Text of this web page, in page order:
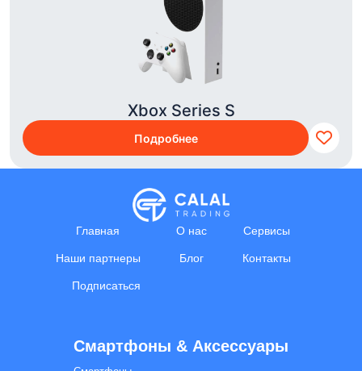
Xbox Series S
Подробнее
Главная О нас Сервисы
Наши партнеры Блог Контакты
Подписаться
Смартфоны & Aксессуары
Calal Electronics